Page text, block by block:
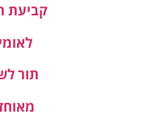
קביעת
תור